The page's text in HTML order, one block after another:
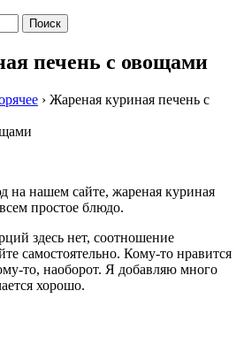
печень с овощами
› Жареная куриная печень с
на нашем сайте, жареная куриная
простое блюдо.
здесь нет, соотношение
самостоятельно. Кому-то нравится
то, наоборот. Я добавляю много
хорошо.